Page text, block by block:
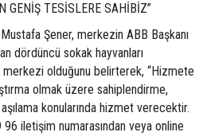
GENİŞ TESİSLERE SAHİBİZ”
Şener, merkezin ABB Başkanı
dördüncü sokak hayvanları
merkezi olduğunu belirterek, “Hizmete
olmak üzere sahiplendirme,
konularında hizmet verecektir.
iletişim numarasından veya online